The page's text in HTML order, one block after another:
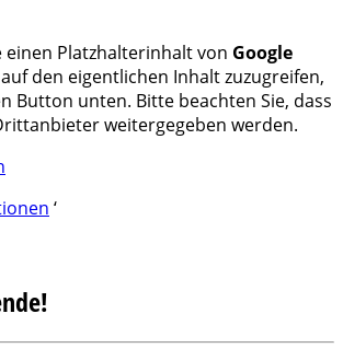
einen Platzhalterinhalt von Google
den eigentlichen Inhalt zuzugreifen,
Button unten. Bitte beachten Sie, dass
weitergegeben werden.
‘